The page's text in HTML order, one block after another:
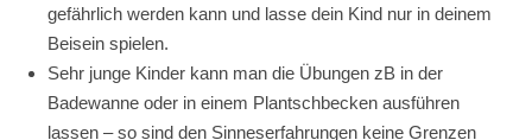
gefährlich werden kann und lasse dein Kind nur in deinem
Beisein spielen.
Sehr junge Kinder kann man die Übungen zB in der
Badewanne oder in einem Plantschbecken ausführen
lassen – so sind den Sinneserfahrungen keine Grenzen